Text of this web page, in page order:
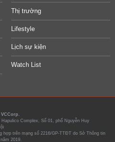
Thị trường
Lifestyle
Lịch sự kiện
Watch List
Complex, Số 01, phố Nguyễn Huy
hợp trên mạng số 2216/GP-TTĐT do Sở Thông tin
2019.